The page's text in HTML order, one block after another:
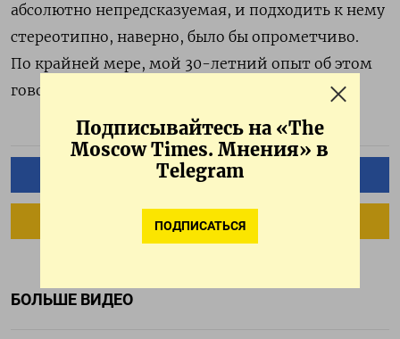
Подписывайтесь на «The
Moscow Times. Мнения» в
Telegram
ПОДПИСАТЬСЯ
абсолютно непредсказуемая, и подходить к нему
стереотипно, наверно, было бы опрометчиво.
По крайней мере, мой 30-летний опыт об этом
говорит.
ПОДПИСАТЬСЯ НА ТЕЛЕГРАМ
ПОДПИСАТЬСЯ В GOOGLE
БОЛЬШЕ ВИДЕО